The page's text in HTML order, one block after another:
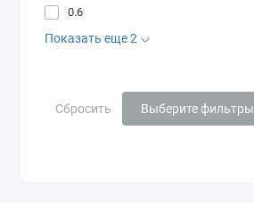
0.6
Показать еще 2
Сбросить Выберите фильтры